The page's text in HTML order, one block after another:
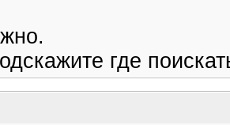
где